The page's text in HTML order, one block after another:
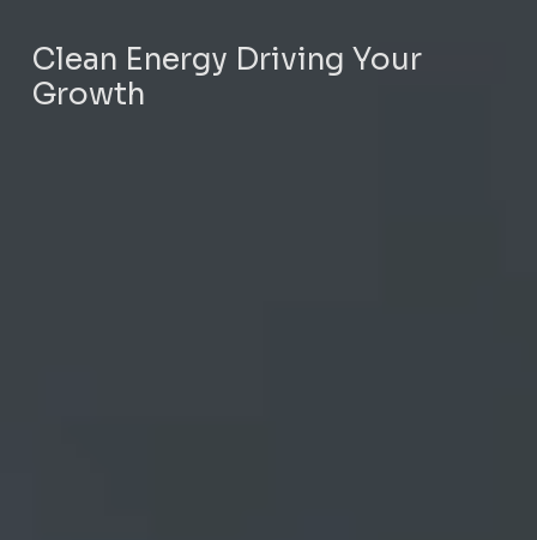
Clean Energy Driving Your
Growth